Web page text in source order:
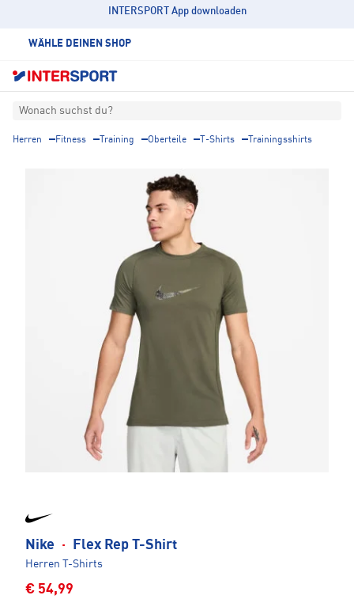
INTERSPORT App downloaden
WÄHLE DEINEN SHOP
Wonach suchst du?
Herren Fitness Training Oberteile T-Shirts Trainingsshirts
Nike · Flex Rep T-Shirt
Herren T-Shirts
€ 54,99